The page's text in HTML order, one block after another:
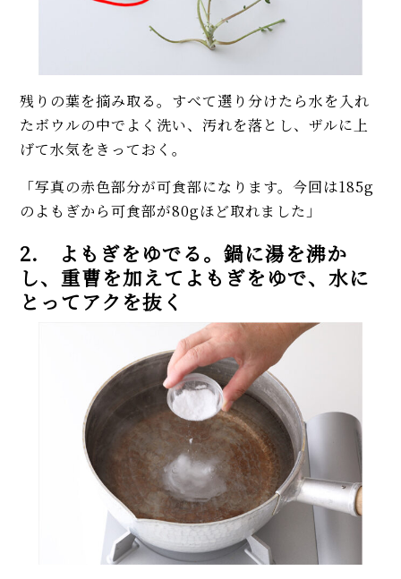
残りの葉を摘み取る。すべて選り分けたら水を入れ
たボウルの中でよく洗い、汚れを落とし、ザルに上
げて水気をきっておく。
「写真の赤色部分が可食部になります。今回は185g
のよもぎから可食部が80gほど取れました」
2. よもぎをゆでる。鍋に湯を沸か
し、重曹を加えてよもぎをゆで、水に
とってアクを抜く